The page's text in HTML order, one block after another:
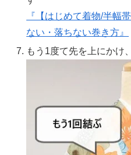
『【はじめて着物/半幅
ない・落ちない巻き方』
もう1度て先を上にかけ